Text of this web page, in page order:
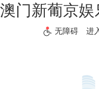
澳门新葡京娱
无障碍 进